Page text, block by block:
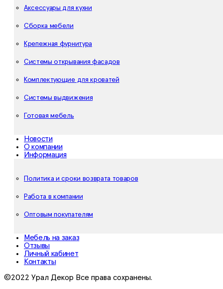
Аксессуары для кухни
Сборка мебели
Крепежная фурнитура
Системы открывания фасадов
Комплектующие для кроватей
Системы выдвижения
Готовая мебель
Новости
О компании
Информация
Политика и сроки возврата товаров
Работа в компании
Оптовым покупателям
Мебель на заказ
Отзывы
Личный кабинет
Контакты
©2022 Урал Декор Все права сохранены.